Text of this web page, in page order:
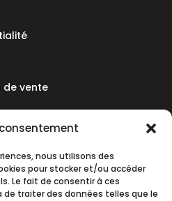
nous utilisons des
pour stocker et/ou accéder
Le fait de consentir à ces
traiter des données telles que le
de vente